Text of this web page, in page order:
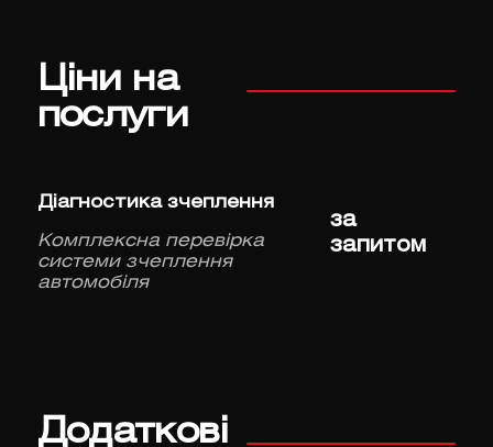
Ціни на
послуги
Діагностика зчеплення
Комплексна перевірка
системи зчеплення
автомобіля
за
запитом
Додаткові